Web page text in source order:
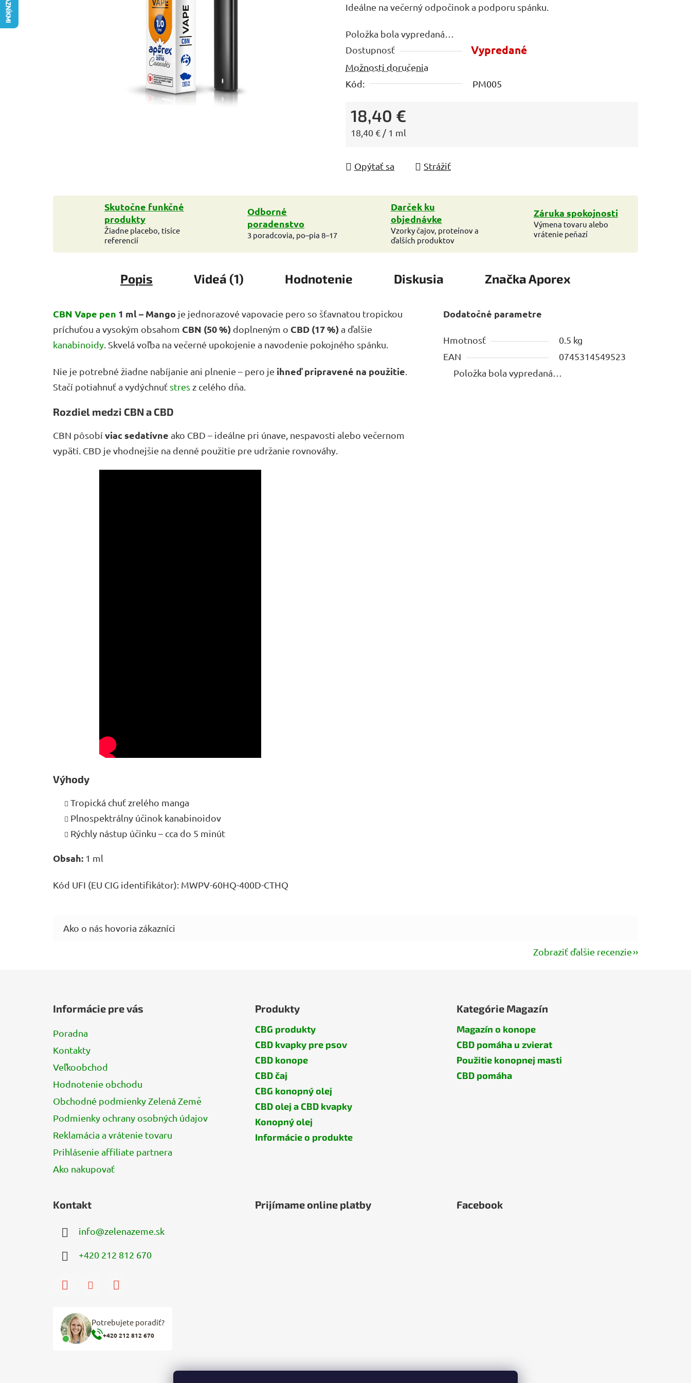
z
Ideálne na večerný odpočinok a podporu spánku.
Položka bola vypredaná…
Dostupnosť
Vypredané
Možnosti doručenia
Kód:
PM005
18,40 €
Jednotková cena:
18,40 € / 1 ml
Opýtať sa Strážiť
Skutočne funkčné
produkty
Žiadne placebo, tisíce
referencií
Odborné
poradenstvo
3 poradcovia, po–pia 8–17
Darček ku
objednávke
Vzorky čajov, proteínov a
ďalších produktov
Záruka spokojnosti
Výmena tovaru alebo
vrátenie peňazí
Popis Videá (1) Hodnotenie Diskusia ZnačkaAporex
CBN Vape pen 1 ml – Mango je jednorazové vapovacie pero so šťavnatou tropickou
príchuťou a vysokým obsahom CBN (50 %) doplneným o CBD (17 %)a ďalšie
kanabinoidy . Skvelá voľba na večerné upokojenie a navodenie pokojného spánku.
Nie je potrebné žiadne nabíjanie ani plnenie – pero je ihneď pripravené na použitie
Stačí potiahnuť a vydýchnuť stres z celého dňa.
Rozdiel medzi CBN a CBD
CBN pôsobí viac sedatívne ako CBD – ideálne pri únave, nespavosti alebo večernom
vypätí. CBD je vhodnejšie na denné použitie pre udržanie rovnováhy.
Výhody
Tropická chuť zrelého manga
Plnospektrálny účinok kanabinoidov
Rýchly nástup účinku – cca do 5 minút
Obsah: 1 ml
Kód UFI (EU CIG identifikátor): MWPV-60HQ-400D-CTHQ
Dodatočné parametre
Hmotnosť
0.5 kg
EAN
0745314549523
Položka bola vypredaná…
Zobraziť ďalšie recenzie
Informácie pre vás
Poradna
Kontakty
Veľkoobchod
Hodnotenie obchodu
Obchodné podmienky Zelená Země
Podmienky ochrany osobných údajov
Reklamácia a vrátenie tovaru
Prihlásenie affiliate partnera
Ako nakupovať
Produkty
CBG produkty
CBD kvapky pre psov
CBD konope
CBD čaj
CBG konopný olej
CBD olej a CBD kvapky
Konopný olej
Informácie o produkte
Kategórie Magazín
Magazín o konope
CBD pomáha u zvierat
Použitie konopnej masti
CBD pomáha
Kontakt
info@zelenazeme.sk
+420 212 812 670
Potrebujete poradiť?
+420 212 812 670
Prijímame online platby Facebook